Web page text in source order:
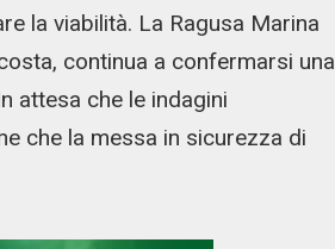
la viabilità. La Ragusa Marina
continua a confermarsi una
attesa che le indagini
che la messa in sicurezza di